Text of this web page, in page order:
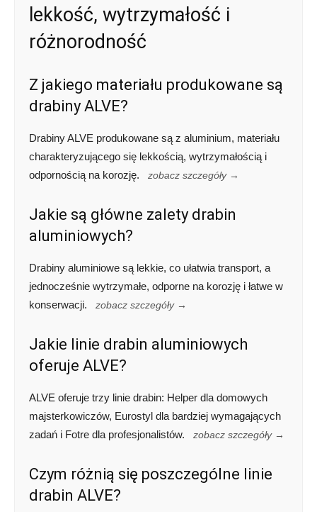
lekkość, wytrzymałość i
różnorodność
Z jakiego materiału produkowane są
drabiny ALVE?
Drabiny ALVE produkowane są z aluminium, materiału
charakteryzującego się lekkością, wytrzymałością i
odpornością na korozję.
zobacz szczegóły →
Jakie są główne zalety drabin
aluminiowych?
Drabiny aluminiowe są lekkie, co ułatwia transport, a
jednocześnie wytrzymałe, odporne na korozję i łatwe w
konserwacji.
zobacz szczegóły →
Jakie linie drabin aluminiowych
oferuje ALVE?
ALVE oferuje trzy linie drabin: Helper dla domowych
majsterkowiczów, Eurostyl dla bardziej wymagających
zadań i Fotre dla profesjonalistów.
zobacz szczegóły →
Czym różnią się poszczególne linie
drabin ALVE?